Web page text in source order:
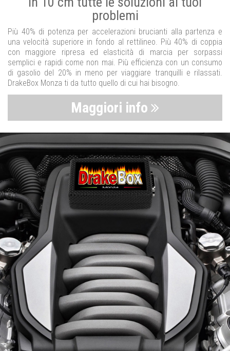
problemi
Più 40% di potenza per accelerazioni brucianti alla partenza e
una velocità superiore in fondo al rettilineo. Più 40% di coppia
con maggiore ripresa ed elasticità di marcia per sorpassi
semplici e rapidi come non mai. Più efficienza con un consumo
di gasolio del 20% in meno per viaggiare tranquilli e rilassati.
DrakeBox Monza ti da tutto quello di cui hai bisogno.
Maggiori info